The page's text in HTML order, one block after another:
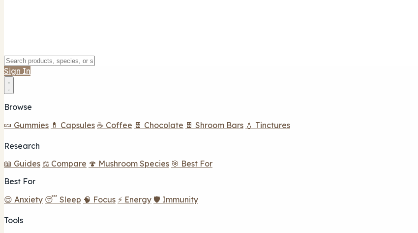
Sign In
Browse
🍬 Gummies 💊 Capsules ☕ Coffee 🍫 Chocolate 🍫 Shroom Bars 💧 Tinctures
Research
📖 Guides ⚖️ Compare 🍄 Mushroom Species 🎯 Best For
Best For
😌 Anxiety 😴 Sleep 🧠 Focus ⚡ Energy 🛡️ Immunity
Tools